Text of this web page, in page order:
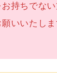
持ちでな
をお願い